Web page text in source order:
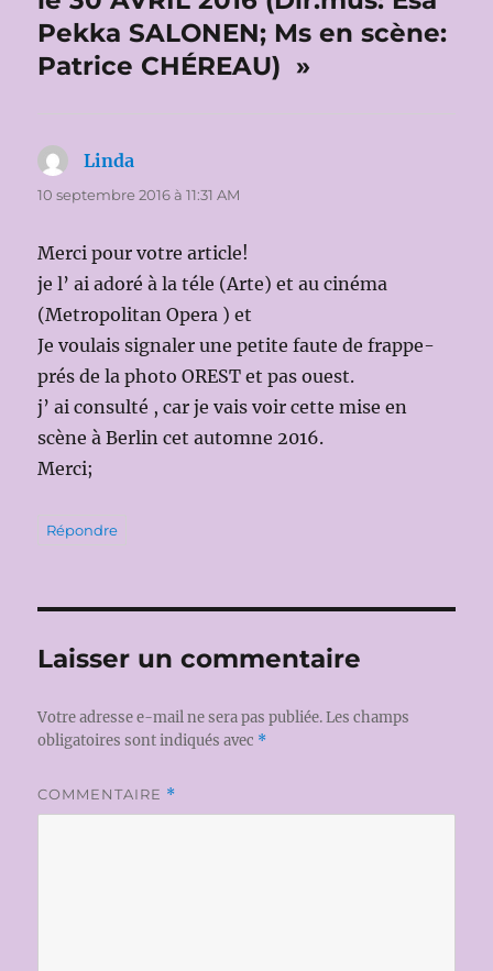
Pekka SALONEN; Ms en scène:
Patrice CHÉREAU) »
Linda
10 septembre 2016 à 11:31 AM
Merci pour votre article!
je l’ ai adoré à la téle (Arte) et au cinéma
(Metropolitan Opera ) et
Je voulais signaler une petite faute de frappe-
prés de la photo OREST et pas ouest.
j’ ai consulté , car je vais voir cette mise en
scène à Berlin cet automne 2016.
Merci;
Répondre
Laisser un commentaire
Votre adresse e-mail ne sera pas publiée. Les champs
obligatoires sont indiqués avec *
COMMENTAIRE *